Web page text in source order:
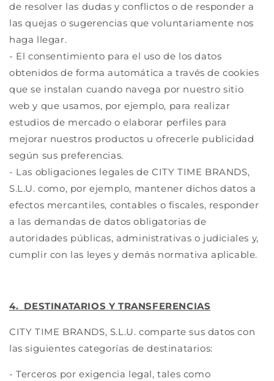
de resolver las dudas y conflictos o de responder a
las quejas o sugerencias que voluntariamente nos
haga llegar.
- El consentimiento para el uso de los datos
obtenidos de forma automática a través de cookies
que se instalan cuando navega por nuestro sitio
web y que usamos, por ejemplo, para realizar
estudios de mercado o elaborar perfiles para
mejorar nuestros productos u ofrecerle publicidad
según sus preferencias.
- Las obligaciones legales de CITY TIME BRANDS,
S.L.U. como, por ejemplo, mantener dichos datos a
efectos mercantiles, contables o fiscales, responder
a las demandas de datos obligatorias de
autoridades públicas, administrativas o judiciales y,
cumplir con las leyes y demás normativa aplicable.
4. DESTINATARIOS Y TRANSFERENCIAS
CITY TIME BRANDS, S.L.U. comparte sus datos con
las siguientes categorías de destinatarios:
- Terceros por exigencia legal, tales como